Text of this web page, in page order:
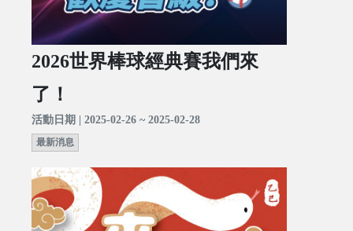
2026世界棒球經典賽我們來
了！
活動日期 | 2025-02-26 ~ 2025-02-28
最新消息